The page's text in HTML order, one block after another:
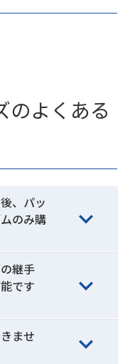
のよくある
、パッ
のみ購
継手
です
ませ